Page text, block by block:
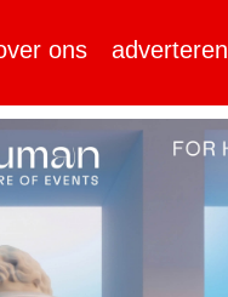
ons adverteren